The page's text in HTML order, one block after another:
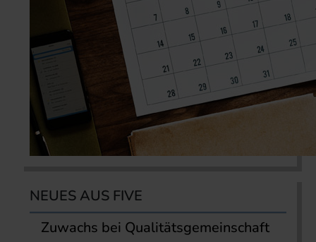
NEUES AUS FIVE
Zuwachs bei Qualitätsgemeinschaft